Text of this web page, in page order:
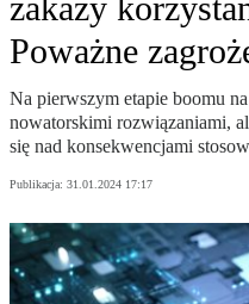
Poważne
Na pierwszym etapie boomu
nowatorskimi rozwiązaniami,
się nad konsekwencjami
Publikacja: 31.01.2024 17:17